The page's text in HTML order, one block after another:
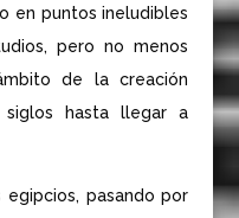
en puntos ineludibles
pero no menos
de la creación
hasta llegar a
egipcios, pasando por